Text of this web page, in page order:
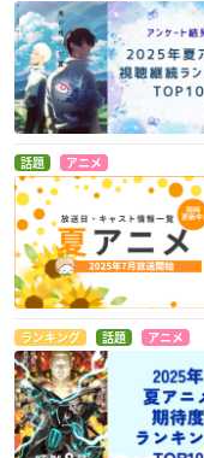
話題 アニメ
ランキング 話題 アニメ